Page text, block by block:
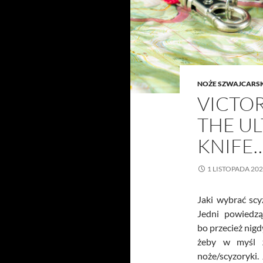
NOŻE
THE
1 LISTOPADA
Jaki wybrać
Jedni
bo przecież
żeby w myśl
noże/